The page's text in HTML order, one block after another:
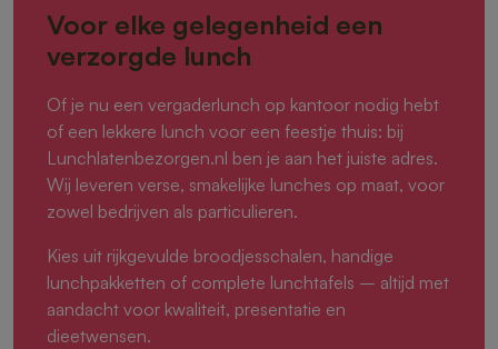
Voor elke gelegenheid een
verzorgde lunch
Of je nu een vergaderlunch op kantoor nodig hebt
of een lekkere lunch voor een feestje thuis: bij
Lunchlatenbezorgen.nl ben je aan het juiste adres.
Wij leveren verse, smakelijke lunches op maat, voor
zowel bedrijven als particulieren.
Kies uit rijkgevulde broodjesschalen, handige
lunchpakketten of complete lunchtafels – altijd met
aandacht voor kwaliteit, presentatie en
dieetwensen.